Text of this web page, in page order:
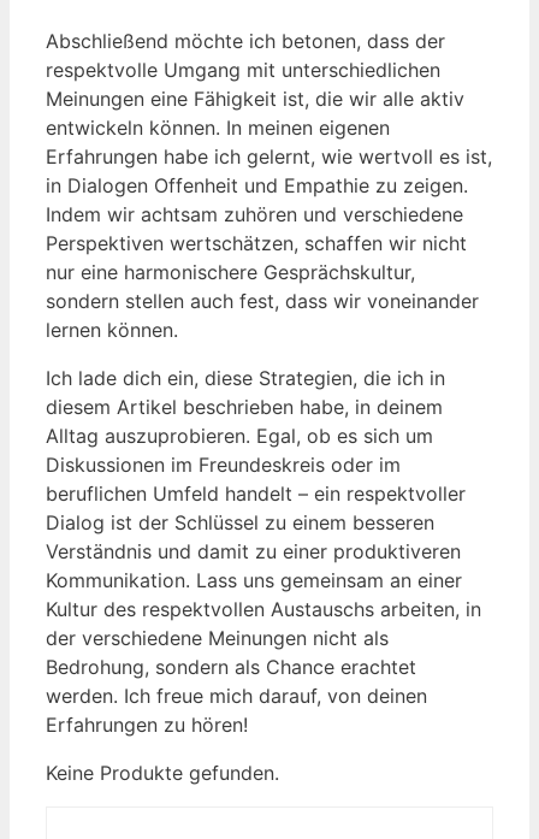
Abschließend möchte ich betonen, dass der
respektvolle Umgang mit unterschiedlichen
Meinungen eine Fähigkeit ist, die wir alle aktiv
entwickeln können. In meinen eigenen
Erfahrungen habe ich gelernt, wie wertvoll es ist,
in Dialogen Offenheit und Empathie zu zeigen.
Indem wir achtsam zuhören und verschiedene
Perspektiven wertschätzen, schaffen wir nicht
nur eine harmonischere Gesprächskultur,
sondern stellen auch fest, dass wir voneinander
lernen können.
Ich lade dich ein, diese Strategien, die ich in
diesem Artikel beschrieben habe, in deinem
Alltag auszuprobieren. Egal, ob es sich um
Diskussionen im Freundeskreis oder im
beruflichen Umfeld handelt – ein respektvoller
Dialog ist der Schlüssel zu einem besseren
Verständnis und damit zu einer produktiveren
Kommunikation. Lass uns gemeinsam an einer
Kultur des respektvollen Austauschs arbeiten, in
der verschiedene Meinungen nicht als
Bedrohung, sondern als Chance erachtet
werden. Ich freue mich darauf, von deinen
Erfahrungen zu hören!
Keine Produkte gefunden.